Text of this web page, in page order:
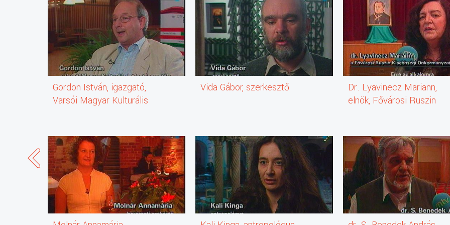
Gordon István, igazgató,
Varsói Magyar Kulturális
Vida Gábor, szerkesztő
Dr. Lyavinecz Mariann,
elnök, Fővárosi Ruszin